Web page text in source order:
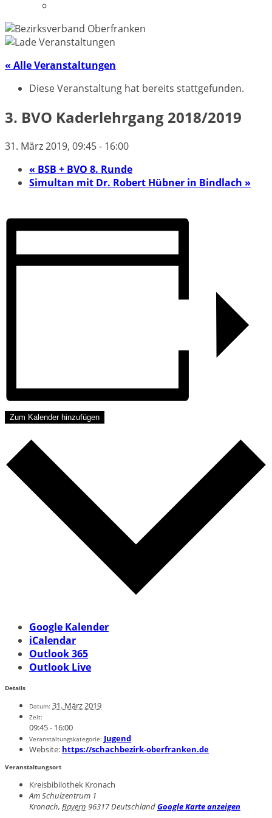
« Alle Veranstaltungen
Diese Veranstaltung hat bereits stattgefunden.
3. BVO Kaderlehrgang 2018/2019
31. März 2019, 09:45- 16:00
« BSB + BVO 8. Runde
Simultan mit Dr. Robert Hübner in Bindlach »
Zum Kalender hinzufügen
Google Kalender
iCalendar
Outlook 365
Outlook Live
Details
Datum: 31. März 2019
Zeit:
09:45 - 16:00
Veranstaltungskategorie: Jugend
Website: https://schachbezirk-oberfranken.de
Veranstaltungsort
Kreisbibilothek Kronach
Am Schulzentrum 1
Kronach, Bayern 96317DeutschlandGoogle Karte anzeigen